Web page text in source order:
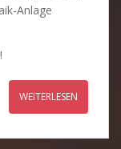
Anlage
WEITERLESEN